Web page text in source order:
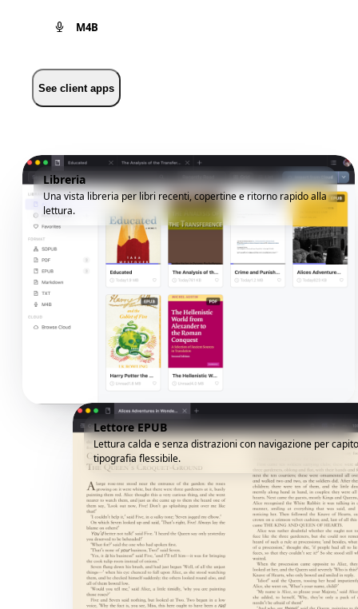
M4B
See client apps
Libreria
Una vista libreria per libri recenti, copertine e ritorno rapido alla
lettura.
Lettore EPUB
Lettura calda e senza distrazioni con navigazione per
tipografia flessibile.